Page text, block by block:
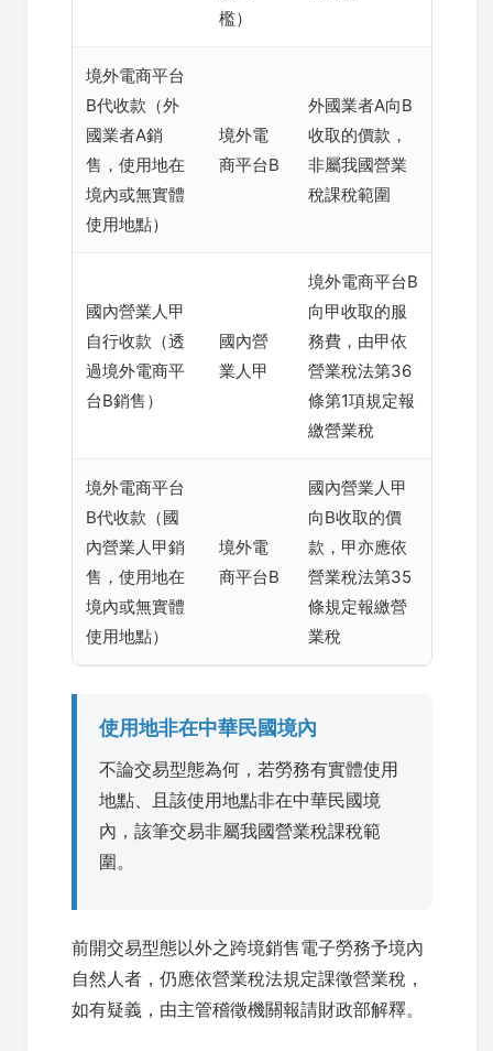
檻）
境外電商平台
B代收款（外
國業者A銷
售，使用地在
境內或無實體
使用地點）
境外電
商平台B
外國業者A向B
收取的價款，
非屬我國營業
稅課稅範圍
國內營業人甲
自行收款（透
過境外電商平
台B銷售）
國內營
業人甲
境外電商平台B
向甲收取的服
務費，由甲依
營業稅法第36
條第1項規定報
繳營業稅
境外電商平台
B代收款（國
內營業人甲銷
售，使用地在
境內或無實體
使用地點）
境外電
商平台B
國內營業人甲
向B收取的價
款，甲亦應依
營業稅法第35
條規定報繳營
業稅
使用地非在中華民國境內
不論交易型態為何，若勞務有實體使用
地點、且該使用地點非在中華民國境
內，該筆交易非屬我國營業稅課稅範
圍。
前開交易型態以外之跨境銷售電子勞務予境內
自然人者，仍應依營業稅法規定課徵營業稅，
如有疑義，由主管稽徵機關報請財政部解釋。